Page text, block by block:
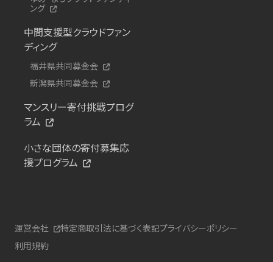
ング
中間支援型クラウドファン
ディング
福井県共同募金会
新潟県共同募金会
マンスリー寄付挑戦プログ
ラム
小さな団体の寄付募集応
援プログラム
運営会社 特定商取引法に基づく表記プライバシーポリシー
利用規約